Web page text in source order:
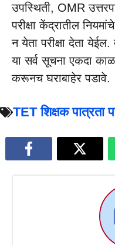
उपस्थिती, OMR
परीक्षा केंद्रातील
न येता परीक्षा देता येईल.
या सर्व सूचना एकदा
करूनच घराबाहेर पडावे.
TET शिक्षक पात्रता